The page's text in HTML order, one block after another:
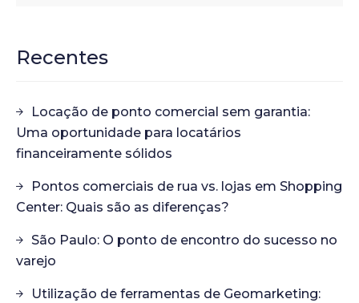
Recentes
Locação de ponto comercial sem garantia:
Uma oportunidade para locatários
financeiramente sólidos
Pontos comerciais de rua vs. lojas em Shopping
Center: Quais são as diferenças?
São Paulo: O ponto de encontro do sucesso no
varejo
Utilização de ferramentas de Geomarketing: